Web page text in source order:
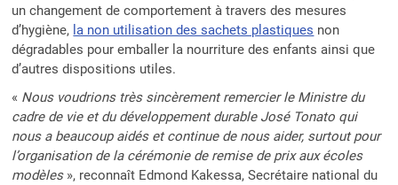
un changement de comportement à travers des mesures
d’hygiène, la non utilisation des sachets plastiques non
dégradables pour emballer la nourriture des enfants ainsi que
d’autres dispositions utiles.
« Nous voudrions très sincèrement remercier le Ministre du
cadre de vie et du développement durable José Tonato qui
nous a beaucoup aidés et continue de nous aider, surtout pour
l’organisation de la cérémonie de remise de prix aux écoles
modèles», reconnaît Edmond Kakessa, Secrétaire national du